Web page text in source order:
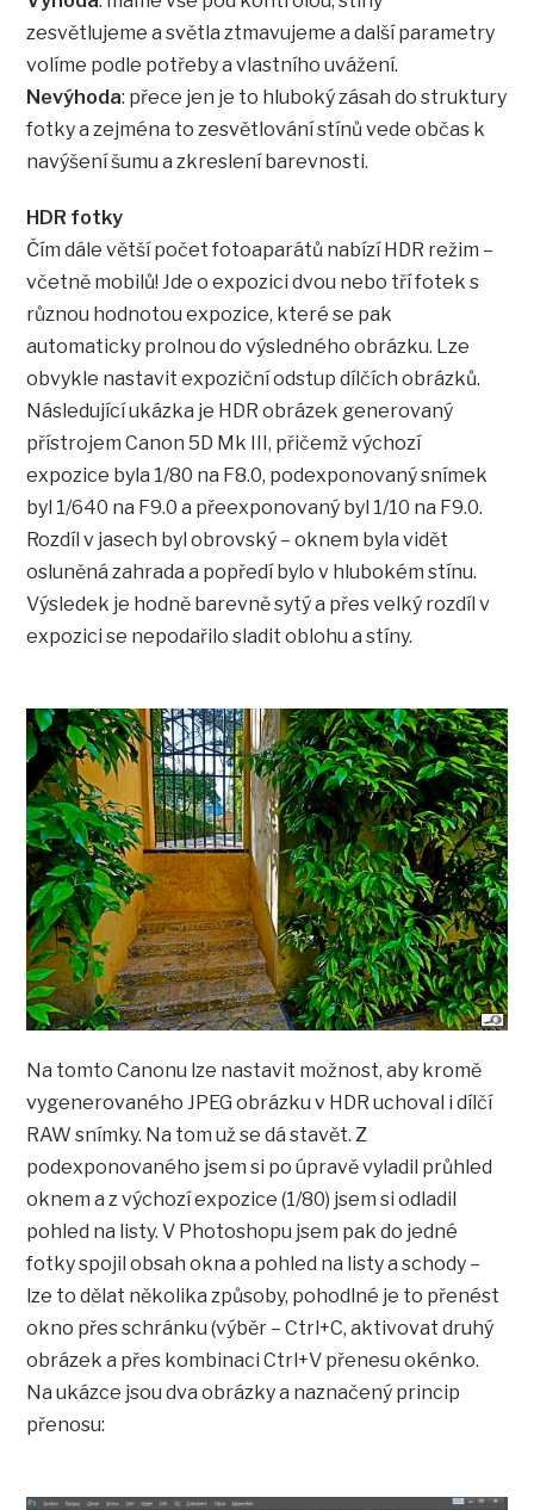
zesvětlujeme a světla ztmavujeme a další parametry
volíme podle potřeby a vlastního uvážení.
Nevýhoda: přece jen je to hluboký zásah do struktury
fotky a zejména to zesvětlování stínů vede občas k
navýšení šumu a zkreslení barevnosti.
HDR fotky
Čím dále větší počet fotoaparátů nabízí HDR režim –
včetně mobilů! Jde o expozici dvou nebo tří fotek s
různou hodnotou expozice, které se pak
automaticky prolnou do výsledného obrázku. Lze
obvykle nastavit expoziční odstup dílčích obrázků.
Následující ukázka je HDR obrázek generovaný
přístrojem Canon 5D Mk III, přičemž výchozí
expozice byla 1/80 na F8.0, podexponovaný snímek
byl 1/640 na F9.0 a přeexponovaný byl 1/10 na F9.0.
Rozdíl v jasech byl obrovský – oknem byla vidět
osluněná zahrada a popředí bylo v hlubokém stínu.
Výsledek je hodně barevně sytý a přes velký rozdíl v
expozici se nepodařilo sladit oblohu a stíny.
Na tomto Canonu lze nastavit možnost, aby kromě
vygenerovaného JPEG obrázku v HDR uchoval i dílčí
RAW snímky. Na tom už se dá stavět. Z
podexponovaného jsem si po úpravě vyladil průhled
oknem a z výchozí expozice (1/80) jsem si odladil
pohled na listy. V Photoshopu jsem pak do jedné
fotky spojil obsah okna a pohled na listy a schody –
lze to dělat několika způsoby, pohodlné je to přenést
okno přes schránku (výběr – Ctrl+C, aktivovat druhý
obrázek a přes kombinaci Ctrl+V přenesu okénko.
Na ukázce jsou dva obrázky a naznačený princip
přenosu: